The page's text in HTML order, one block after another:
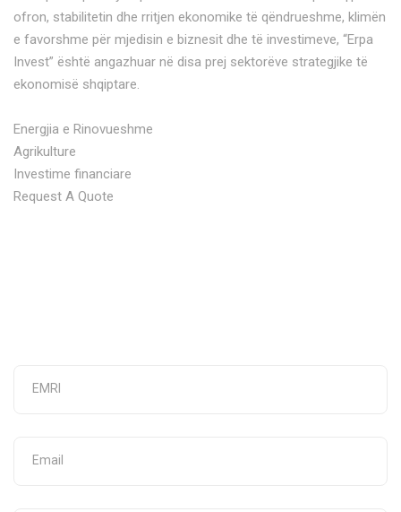
ofron, stabilitetin dhe rritjen ekonomike të qëndrueshme, klimën
e favorshme për mjedisin e biznesit dhe të investimeve, “Erpa
Invest” është angazhuar në disa prej sektorëve strategjike të
ekonomisë shqiptare.
Energjia e Rinovueshme
Agrikulture
Investime financiare
Request A Quote